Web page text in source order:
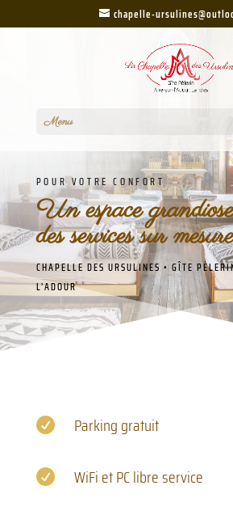
chapelle-
Menu
POUR VOTRE CONFORT
Un espace
des services sur mesure
CHAPELLE DES URSULINES • GÎTE
L’ADOUR
 Parking gratuit
 WiFi et PC libre service